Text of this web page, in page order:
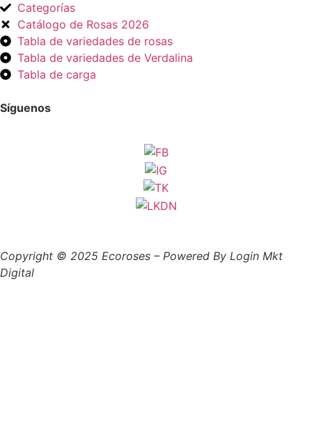
Categorías
Catálogo de Rosas 2026
Tabla de variedades de rosas
Tabla de variedades de Verdalina
Tabla de carga
Síguenos
Copyright © 2025 Ecoroses – Powered By Login Mkt
Digital